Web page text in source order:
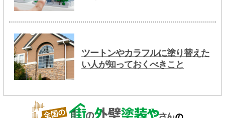
ツートンやカラフルに塗り替えた
い人が知っておくべきこと